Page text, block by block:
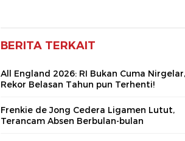
BERITA TERKAIT
All England 2026: RI Bukan Cuma Nirgelar,
Rekor Belasan Tahun pun Terhenti!
Frenkie de Jong Cedera Ligamen Lutut,
Terancam Absen Berbulan-bulan